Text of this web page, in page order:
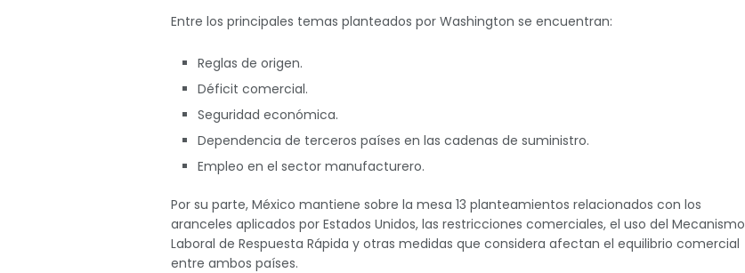
Entre los principales temas planteados por Washington se encuentran:
Reglas de origen.
Déficit comercial.
Seguridad económica.
Dependencia de terceros países en las cadenas de suministro.
Empleo en el sector manufacturero.
Por su parte, México mantiene sobre la mesa 13 planteamientos relacionados con los
aranceles aplicados por Estados Unidos, las restricciones comerciales, el uso del Mecanismo
Laboral de Respuesta Rápida y otras medidas que considera afectan el equilibrio comercial
entre ambos países.